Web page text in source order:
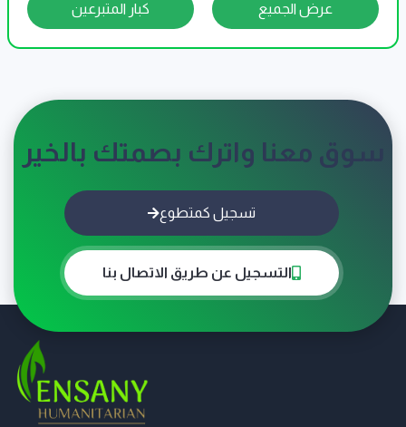
عرض الجميع كبار المتبرعين
سوق معنا واترك بصمتك بالخير
تسجيل كمتطوع
التسجيل عن طريق الاتصال بنا